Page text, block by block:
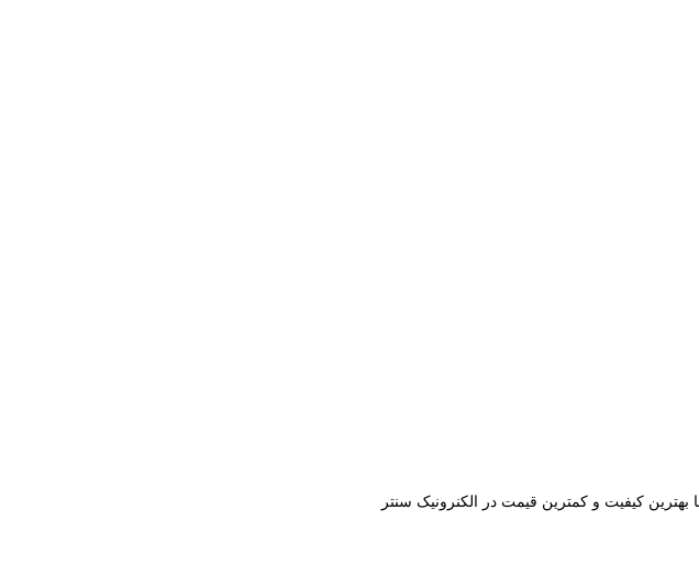
بهترین کیفیت و کمترین قیمت در الکنرونیک سنتر